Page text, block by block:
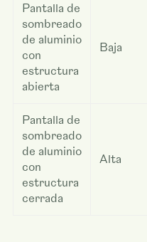
Pantalla de
sombreado
de aluminio
con
estructura
abierta
Baja
Pantalla de
sombreado
de aluminio
con
estructura
cerrada
Alta